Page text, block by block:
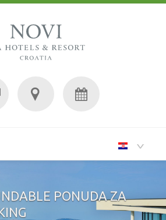
PONUDA ZA